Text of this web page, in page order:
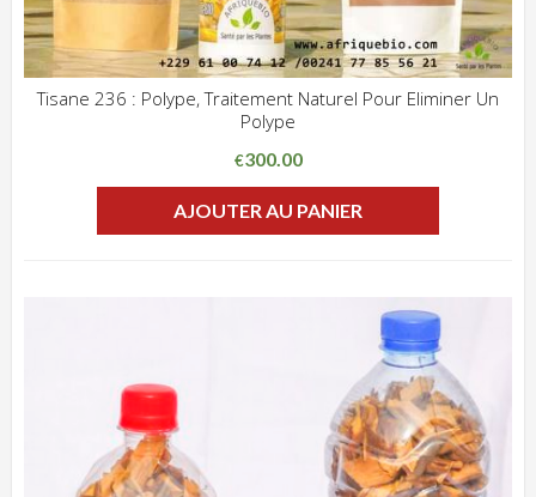
Tisane 236 : Polype, Traitement Naturel Pour Eliminer Un
Polype
€300.00
AJOUTER AU PANIER